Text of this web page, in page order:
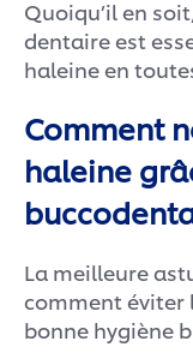
Quoiqu’il en
dentaire est
haleine en
Comment
haleine
La meilleure
comment éviter
bonne hygiène